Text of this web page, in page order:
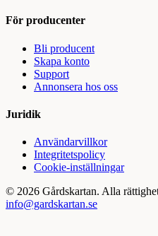
För producenter
Bli producent
Skapa konto
Support
Annonsera hos oss
Juridik
Användarvillkor
Integritetspolicy
Cookie-inställningar
© 2026 Gårdskartan. Alla
info@gardskartan.se